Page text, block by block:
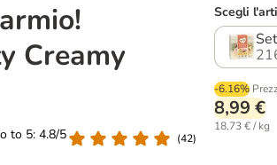
Creamy
to 5: 4.8/5
(42)
Scegli
-6.16%
8,99 €
18,73 € / kg